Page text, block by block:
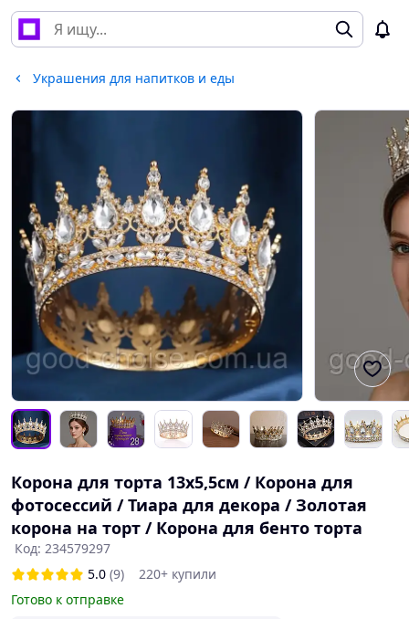
Украшения для напитков и еды
Корона для торта 13х5,5см / Корона для
фотосессий / Тиара для декора / Золотая
корона на торт / Корона для бенто торта
Код: 234579297
5.0 (9)
220+ купили
Готово к отправке